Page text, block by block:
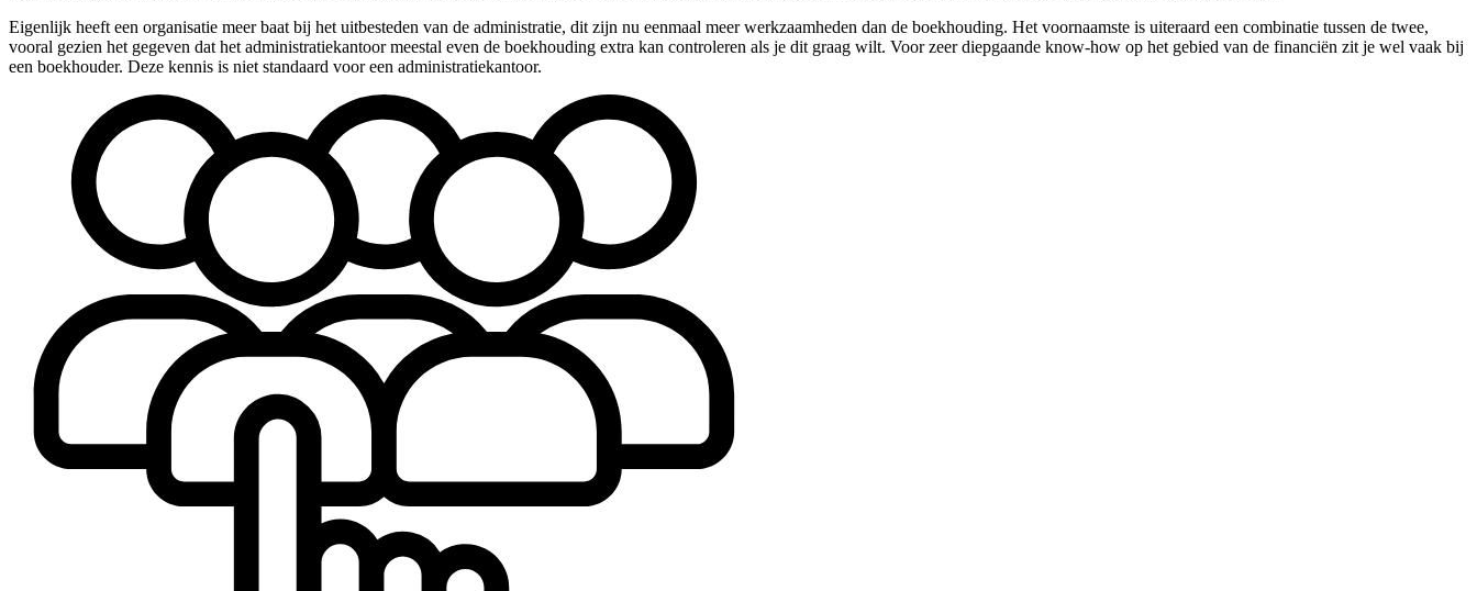
Eigenlijk heeft een organisatie meer baat bij het uitbesteden van de administratie, dit zijn nu eenmaal meer werkzaamheden dan de boekhouding. Het voornaamste is uiteraard een combinatie tussen de twee,
vooral gezien het gegeven dat het administratiekantoor meestal even de boekhouding extra kan controleren als je dit graag wilt. Voor zeer diepgaande know-how op het gebied van de financiën zit je wel vaak bij
een boekhouder. Deze kennis is niet standaard voor een administratiekantoor.